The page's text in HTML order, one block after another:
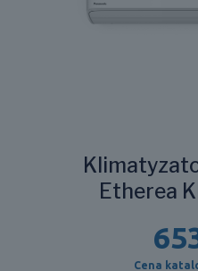
Etherea
Cena